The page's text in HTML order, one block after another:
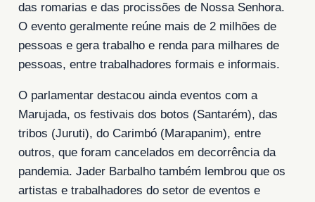
das romarias e das procissões de Nossa Senhora.
O evento geralmente reúne mais de 2 milhões de
pessoas e gera trabalho e renda para milhares de
pessoas, entre trabalhadores formais e informais.
O parlamentar destacou ainda eventos com a
Marujada, os festivais dos botos (Santarém), das
tribos (Juruti), do Carimbó (Marapanim), entre
outros, que foram cancelados em decorrência da
pandemia. Jader Barbalho também lembrou que os
artistas e trabalhadores do setor de eventos e